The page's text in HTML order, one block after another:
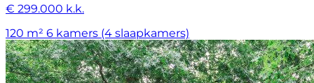
€ 299.000 k.k.
120 m² 6 kamers (4 slaapkamers)